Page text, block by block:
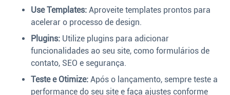
Use Templates: Aproveite templates prontos para
acelerar o processo de design.
Plugins: Utilize plugins para adicionar
funcionalidades ao seu site, como formulários de
contato, SEO e segurança.
Teste e Otimize: Após o lançamento, sempre teste a
performance do seu site e faça ajustes conforme